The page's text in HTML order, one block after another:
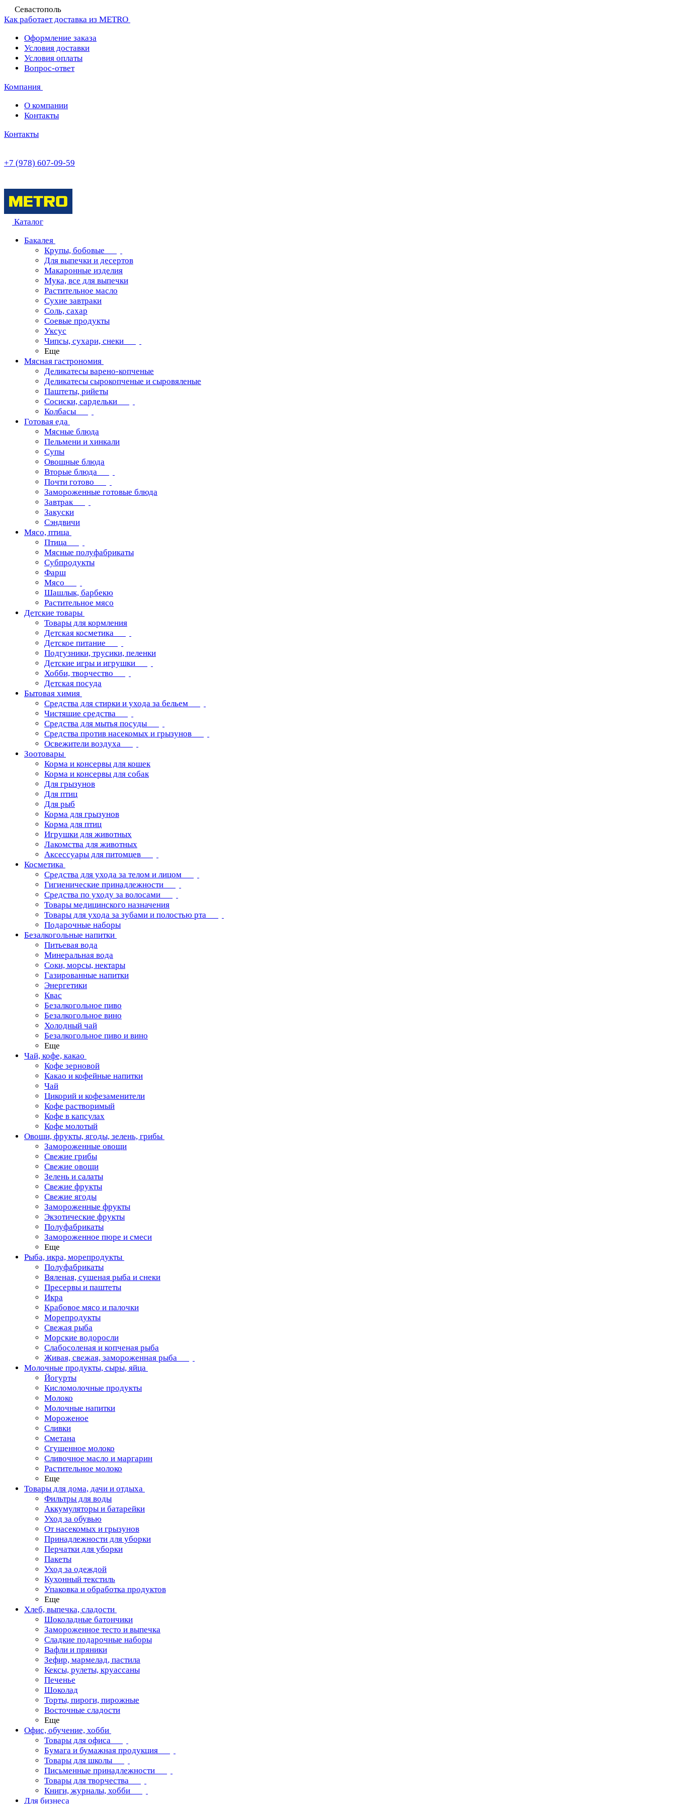
Севастополь
Как работает доставка из METRO
Оформление заказа
Условия доставки
Условия оплаты
Вопрос-ответ
Компания
О компании
Контакты
Контакты
+7 (978) 607-09-59
Каталог
Бакалея
Крупы, бобовые
Для выпечки и десертов
Макаронные изделия
Мука, все для выпечки
Растительное масло
Сухие завтраки
Соль, сахар
Соевые продукты
Уксус
Чипсы, сухари, снеки
Еще
Мясная гастрономия
Деликатесы варено-копченые
Деликатесы сырокопченые и сыровяленые
Паштеты, рийеты
Сосиски, сардельки
Колбасы
Готовая еда
Мясные блюда
Пельмени и хинкали
Супы
Овощные блюда
Вторые блюда
Почти готово
Замороженные готовые блюда
Завтрак
Закуски
Сэндвичи
Мясо, птица
Птица
Мясные полуфабрикаты
Субпродукты
Фарш
Мясо
Шашлык, барбекю
Растительное мясо
Детские товары
Товары для кормления
Детская косметика
Детское питание
Подгузники, трусики, пеленки
Детские игры и игрушки
Хобби, творчество
Детская посуда
Бытовая химия
Средства для стирки и ухода за бельем
Чистящие средства
Средства для мытья посуды
Средства против насекомых и грызунов
Освежители воздуха
Зоотовары
Корма и консервы для кошек
Корма и консервы для собак
Для грызунов
Для птиц
Для рыб
Корма для грызунов
Корма для птиц
Игрушки для животных
Лакомства для животных
Аксессуары для питомцев
Косметика
Средства для ухода за телом и лицом
Гигиенические принадлежности
Средства по уходу за волосами
Товары медицинского назначения
Товары для ухода за зубами и полостью рта
Подарочные наборы
Безалкогольные напитки
Питьевая вода
Минеральная вода
Соки, морсы, нектары
Газированные напитки
Энергетики
Квас
Безалкогольное пиво
Безалкогольное вино
Холодный чай
Безалкогольное пиво и вино
Еще
Чай, кофе, какао
Кофе зерновой
Какао и кофейные напитки
Чай
Цикорий и кофезаменители
Кофе растворимый
Кофе в капсулах
Кофе молотый
Овощи, фрукты, ягоды, зелень, грибы
Замороженные овощи
Свежие грибы
Свежие овощи
Зелень и салаты
Свежие фрукты
Свежие ягоды
Замороженные фрукты
Экзотические фрукты
Полуфабрикаты
Замороженное пюре и смеси
Еще
Рыба, икра, морепродукты
Полуфабрикаты
Вяленая, сушеная рыба и снеки
Пресервы и паштеты
Икра
Крабовое мясо и палочки
Морепродукты
Свежая рыба
Морские водоросли
Слабосоленая и копченая рыба
Живая, свежая, замороженная рыба
Молочные продукты, сыры, яйца
Йогурты
Кисломолочные продукты
Молоко
Молочные напитки
Мороженое
Сливки
Сметана
Сгущенное молоко
Сливочное масло и маргарин
Растительное молоко
Еще
Товары для дома, дачи и отдыха
Фильтры для воды
Аккумуляторы и батарейки
Уход за обувью
От насекомых и грызунов
Принадлежности для уборки
Перчатки для уборки
Пакеты
Уход за одеждой
Кухонный текстиль
Упаковка и обработка продуктов
Еще
Хлеб, выпечка, сладости
Шоколадные батончики
Замороженное тесто и выпечка
Сладкие подарочные наборы
Вафли и пряники
Зефир, мармелад, пастила
Кексы, рулеты, круассаны
Печенье
Шоколад
Торты, пироги, пирожные
Восточные сладости
Еще
Офис, обучение, хобби
Товары для офиса
Бумага и бумажная продукция
Товары для школы
Письменные принадлежности
Товары для творчества
Книги, журналы, хобби
Для бизнеса